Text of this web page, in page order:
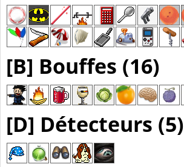
[B] Bouffes (16)
[D] Détecteurs (5)